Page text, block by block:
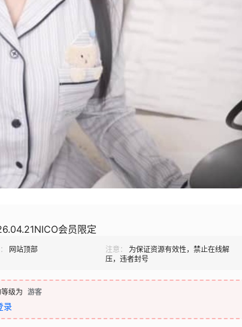
会员限定
网站顶部 注意：
为保证资源有效性，禁止在线解
压，违者封号
级为 游客
录